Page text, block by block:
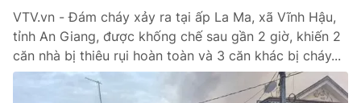
Xã hội
Pháp luật
VTV.vn - Đám cháy xảy ra tại ấp La Ma, xã Vĩnh Hậu,
tỉnh An Giang, được khống chế sau gần 2 giờ, khiến 2
căn nhà bị thiêu rụi hoàn toàn và 3 căn khác bị cháy...